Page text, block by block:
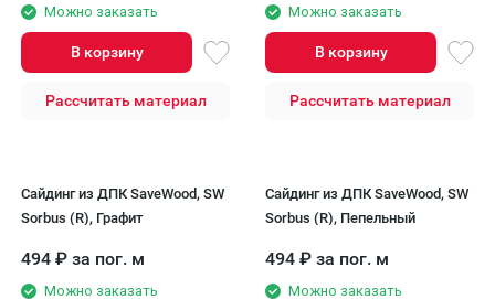
Можно заказать
В корзину
Рассчитать материал
Можно заказать
В корзину
Рассчитать материал
Сайдинг из ДПК SaveWood, SW
Sorbus (R), Графит
494 ₽ за пог. м
Можно заказать
Сайдинг из ДПК SaveWood, SW
Sorbus (R), Пепельный
494 ₽ за пог. м
Можно заказать